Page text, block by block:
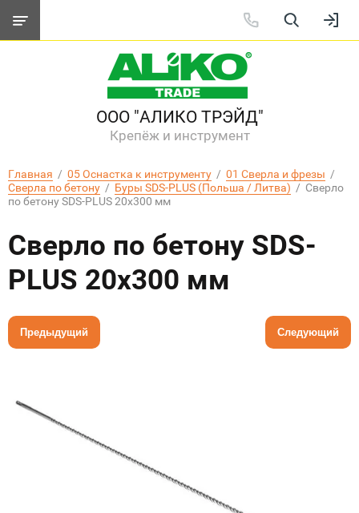
ООО "АЛИКО ТРЭЙД"
Крепёж и инструмент
Главная
  /
05 Оснастка к инструменту
  /
01 Сверла и фрезы
Сверла по бетону
  /
Буры SDS-PLUS (Польша / Литва)
  /  Сверло
по бетону SDS-PLUS 20х300 мм
Сверло по бетону SDS-
PLUS 20х300 мм
Предыдущий Следующий